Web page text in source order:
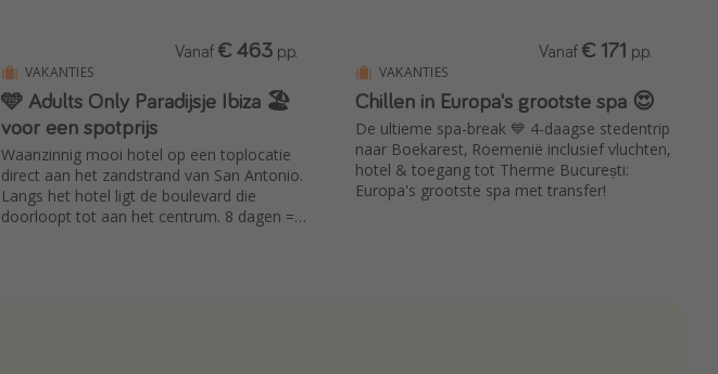
VAKANTIES
🩵 Adults Only Paradijsje Ibiza 🏖️
voor een spotprijs
Waanzinnig mooi hotel op een toplocatie
direct aan het zandstrand van San Antonio.
Langs het hotel ligt de boulevard die
doorloopt tot aan het centrum. 8 dagen =
Vanaf € 463 p.p.
VAKANTIES
Chillen in Europa's grootste spa 😍
De ultieme spa-break 💙 4-daagse stedentrip
naar Boekarest, Roemenië inclusief vluchten,
hotel & toegang tot Therme București:
Europa's grootste spa met transfer!
Vanaf € 171 p.p.